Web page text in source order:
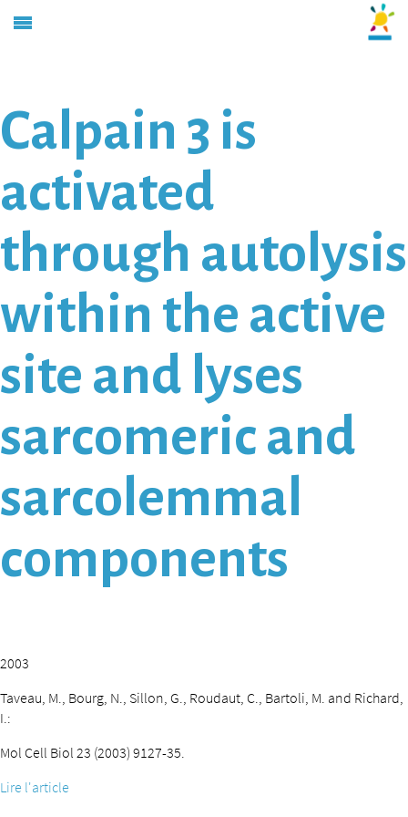
Calpain 3 is
activated
through autolysis
within the active
site and lyses
sarcomeric and
sarcolemmal
components
2003
Taveau, M., Bourg, N., Sillon, G., Roudaut, C., Bartoli, M. and Richard,
I.:
Mol Cell Biol 23 (2003) 9127-35.
Lire l'article